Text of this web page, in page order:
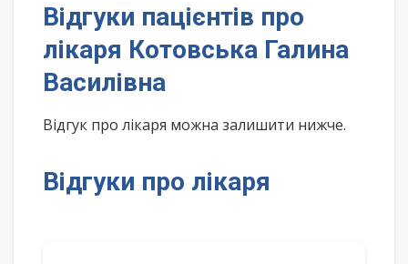
Відгуки пацієнтів про
лікаря Котовська Галина
Василівна
Відгук про лікаря можна залишити нижче.
Відгуки про лікаря